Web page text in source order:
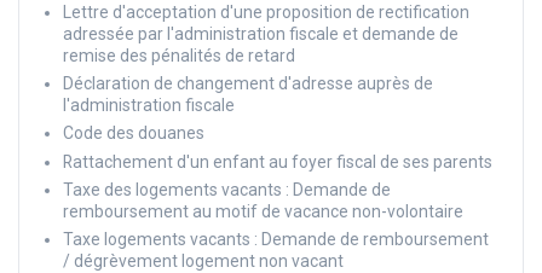
Lettre d'acceptation d'une proposition de rectification
adressée par l'administration fiscale et demande de
remise des pénalités de retard
Déclaration de changement d'adresse auprès de
l'administration fiscale
Code des douanes
Rattachement d'un enfant au foyer fiscal de ses parents
Taxe des logements vacants : Demande de
remboursement au motif de vacance non-volontaire
Taxe logements vacants : Demande de remboursement
/ dégrèvement logement non vacant